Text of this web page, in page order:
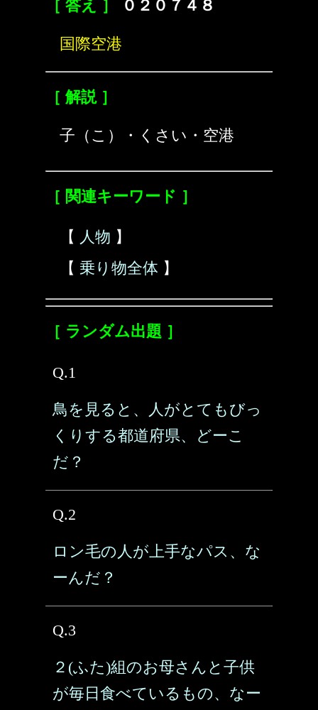
［ 答え ］ ０２０７４８
国際空港
［ 解説 ］
子（こ）・くさい・空港
［ 関連キーワード ］
【 人物 】
【 乗り物全体 】
［ ランダム出題 ］
Q.1
鳥を見ると、人がとてもびっ
くりする都道府県、どーこ
だ？
Q.2
ロン毛の人が上手なパス、な
ーんだ？
Q.3
２(ふた)組のお母さんと子供
が毎日食べているもの、なー